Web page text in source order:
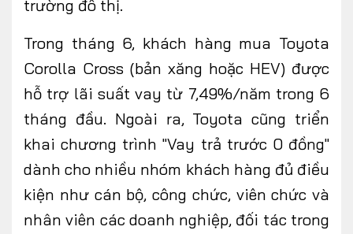
trường đô thị.
Trong tháng 6, khách hàng mua Toyota
Corolla Cross (bản xăng hoặc HEV) được
hỗ trợ lãi suất vay từ 7,49%/năm trong 6
tháng đầu. Ngoài ra, Toyota cũng triển
khai chương trình "Vay trả trước 0 đồng"
dành cho nhiều nhóm khách hàng đủ điều
kiện như cán bộ, công chức, viên chức và
nhân viên các doanh nghiệp, đối tác trong